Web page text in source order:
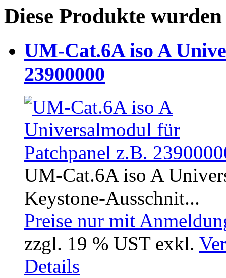
Diese Produkte
UM-Cat.6A iso A
23900000
UM-Cat.6A iso A
Keystone-Ausschnit...
Preise nur mit
zzgl. 19 % UST exkl.
Details